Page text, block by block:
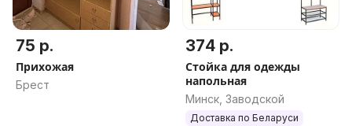
75 р.
Прихожая
Брест
374 р.
Стойка для одежды
напольная
Минск, Заводской
Доставка по Беларуси